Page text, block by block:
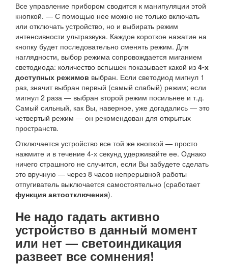
Все управление прибором сводится к манипуляции этой
кнопкой. — С помощью нее можно не только включать
или отключать устройство, но и выбирать режим
интенсивности ультразвука. Каждое короткое нажатие на
кнопку будет последовательно сменять режим. Для
наглядности, выбор режима сопровождается миганием
светодиода: количество вспышек показывает какой из 4-х
доступных режимов выбран. Если светодиод мигнул 1
раз, значит выбран первый (самый слабый) режим; если
мигнул 2 раза — выбран второй режим посильнее и т.д.
Самый сильный, как Вы, наверное, уже догадались — это
четвертый режим — он рекомендован для открытых
пространств.
Отключается устройство все той же кнопкой — просто
нажмите и в течение 4-х секунд удерживайте ее. Однако
ничего страшного не случится, если Вы забудете сделать
это вручную — через 8 часов непрерывной работы
отпугиватель выключается самостоятельно (сработает
функция автоотключения).
Не надо гадать активно
устройство в данный момент
или нет — светоиндикация
развеет все сомнения!